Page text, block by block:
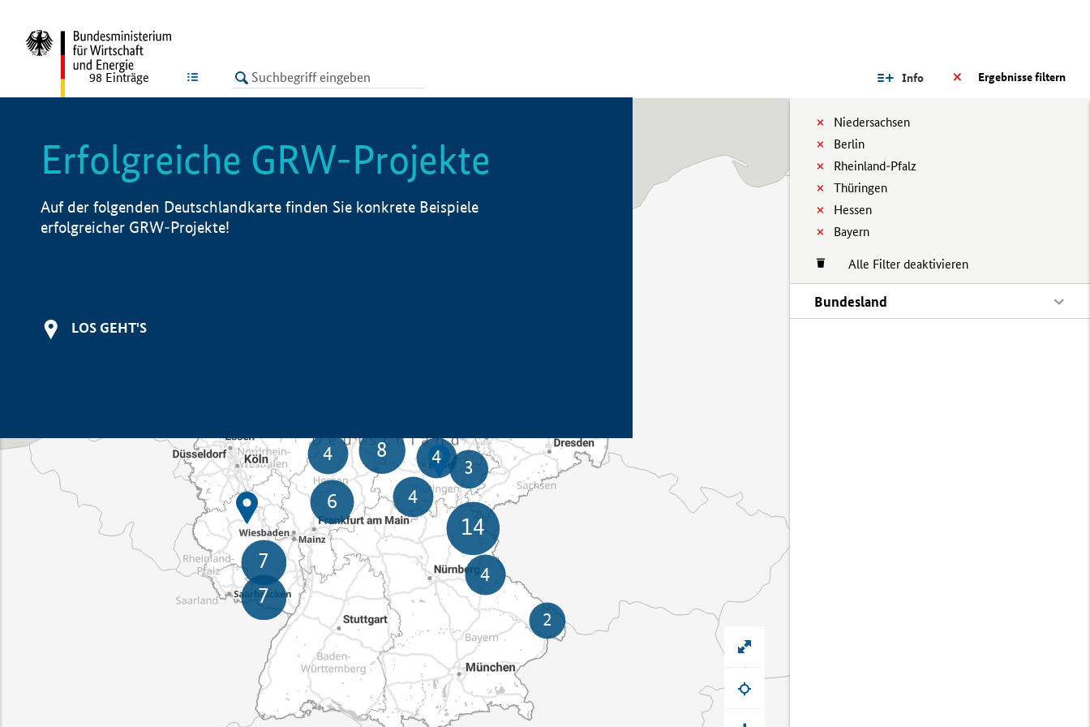
LISTE Ergebnisse filtern
Info
Niedersachsen
Berlin
Rheinland-Pfalz
Thüringen
Hessen
Bayern
Alle Filter deaktivieren
Bundesland
98 Einträge
Erfolgreiche GRW-Projekte
Auf der folgenden Deutschlandkarte finden Sie konkrete Beispiele
erfolgreicher GRW-Projekte!
LOS GEHT'S